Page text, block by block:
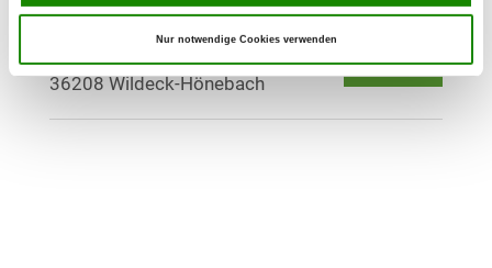
Nur notwendige Cookies verwenden
OG - Wildeck-Hönebach
Details
Am Sportplatz
36208 Wildeck-Hönebach